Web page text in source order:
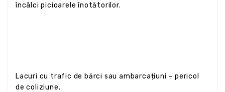
încâlci picioarele înotătorilor.
Lacuri cu trafic de bărci sau ambarcațiuni – pericol
de coliziune.